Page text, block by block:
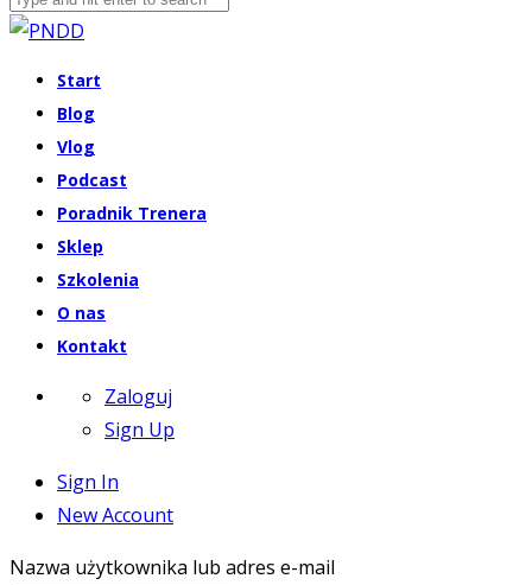
Start
Blog
Vlog
Podcast
Poradnik Trenera
Sklep
Szkolenia
O nas
Kontakt
Zaloguj
Sign Up
Sign In
New Account
Nazwa użytkownika lub adres e-mail